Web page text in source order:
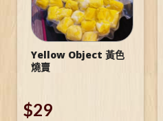
Yellow Object 黃色
燒賣
$29